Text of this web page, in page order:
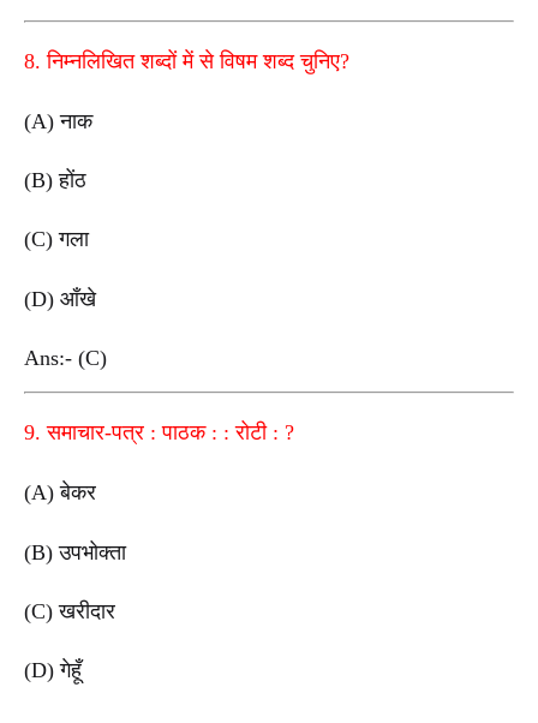
8. निम्नलिखित शब्दों में से विषम शब्द चुनिए?
(A) नाक
(B) होंठ
(C) गला
(D) आँखे
Ans:- (C)
9. समाचार-पत्र : पाठक : : रोटी : ?
(A) बेकर
(B) उपभोक्ता
(C) खरीदार
(D) गेहूँ